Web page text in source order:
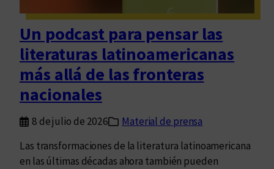
Un podcast para pensar las
literaturas latinoamericanas
más allá de las fronteras
nacionales
8 de julio de 2026
Material de prensa
Las transformaciones de la literatura latinoamericana
en las últimas décadas ahora también pueden